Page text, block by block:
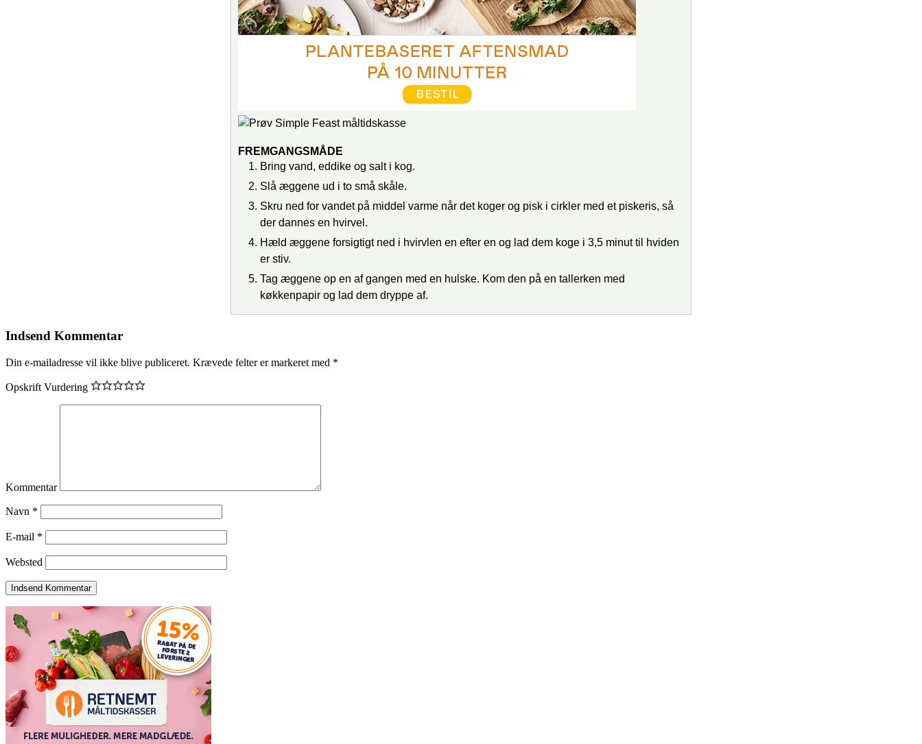
FREMGANGSMÅDE
Bring vand, eddike og salt i kog.
Slå æggene ud i to små skåle.
Skru ned for vandet på middel varme når det koger og pisk i cirkler med et piskeris, så
der dannes en hvirvel.
Hæld æggene forsigtigt ned i hvirvlen en efter en og lad dem koge i 3,5 minut til hviden
er stiv.
Tag æggene op en af gangen med en hulske. Kom den på en tallerken med
køkkenpapir og lad dem dryppe af.
Indsend Kommentar
Din e-mailadresse vil ikke blive publiceret. Krævede felter er markeret med *
Opskrift Vurdering
Kommentar
Navn *
E-mail *
Websted